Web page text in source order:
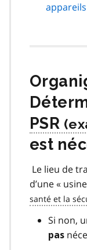
PSR
est
Le lieu de
d’une «
Si non,
pas